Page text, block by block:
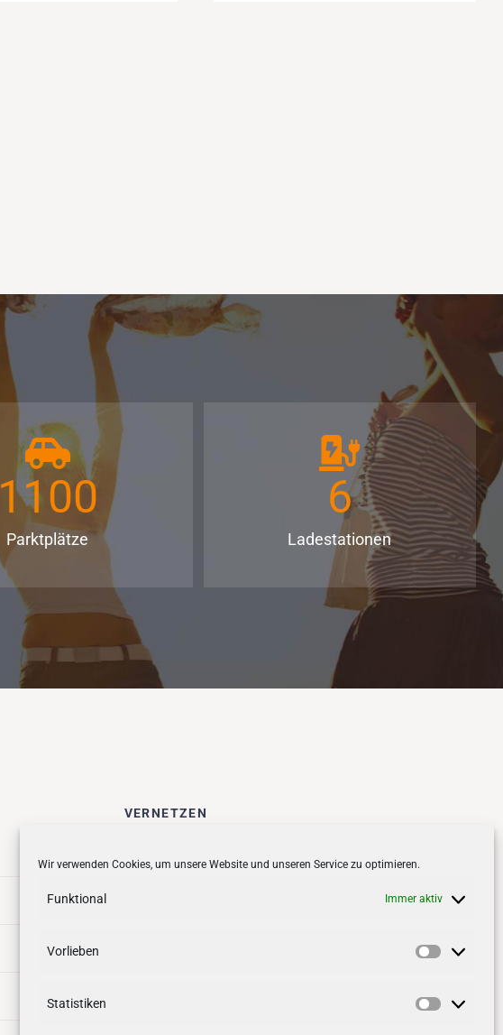
Wir verwenden Cookies, um unsere Website und unseren Service zu optimieren.
Funktional Immer aktiv
Vorlieben
Statistiken
1100
Parktplätze
6
Ladestationen
VERNETZEN
Follow us onfacebook